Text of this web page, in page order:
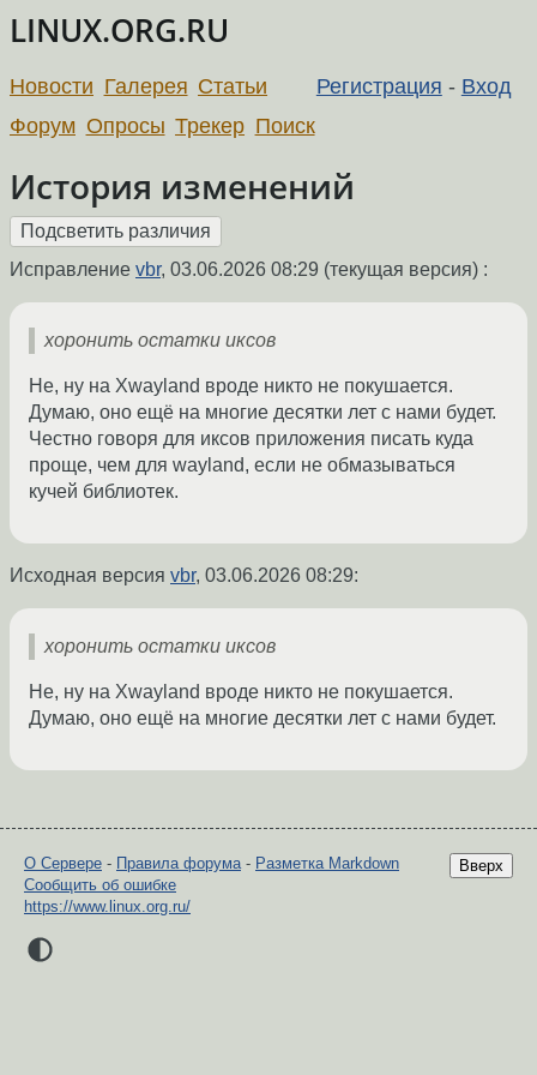
LINUX.ORG.RU
Регистрация - Вход
Новости Галерея Статьи
Форум Опросы Трекер Поиск
История изменений
Исправление vbr, 03.06.2026 08:29 (текущая версия) :
хоронить остатки иксов
Не, ну на Xwayland вроде никто не покушается.
Думаю, оно ещё на многие десятки лет с нами будет.
Честно говоря для иксов приложения писать куда
проще, чем для wayland, если не обмазываться
кучей библиотек.
Исходная версия vbr, 03.06.2026 08:29:
хоронить остатки иксов
Не, ну на Xwayland вроде никто не покушается.
Думаю, оно ещё на многие десятки лет с нами будет.
Вверх
О Сервере - Правила форума- Разметка Markdown
Сообщить об ошибке
https://www.linux.org.ru/